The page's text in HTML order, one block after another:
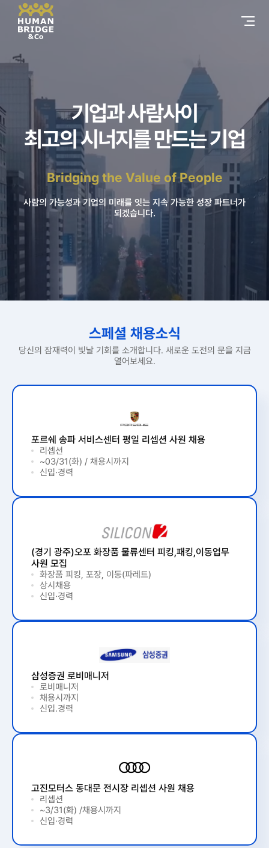
기업과 사람사이
최고의 시너지를 만드는 기업
Bridging the Value of People
사람의 가능성과 기업의 미래를 잇는 지속 가능한 성장 파트너가
되겠습니다.
스페셜 채용소식
당신의 잠재력이 빛날 기회를 소개합니다. 새로운 도전의 문을 지금
열어보세요.
포르쉐 송파 서비스센터 평일 리셉션 사원 채용
리셉션
~03/31(화) / 채용시까지
신입·경력
(경기 광주)오포 화장품 물류센터 피킹,패킹,이동업무
사원 모집
화장품 피킹, 포장, 이동(파레트)
상시채용
신입·경력
삼성증권 로비매니저
로비매니저
채용시까지
신입.경력
고진모터스 동대문 전시장 리셉션 사원 채용
리셉션
~3/31(화) /채용시까지
신입·경력